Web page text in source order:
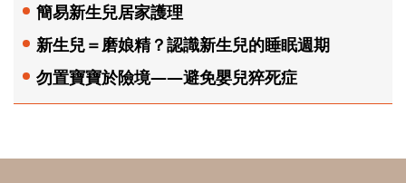
簡易新生兒居家護理
新生兒＝磨娘精？認識新生兒的睡眠週期
勿置寶寶於險境——避免嬰兒猝死症